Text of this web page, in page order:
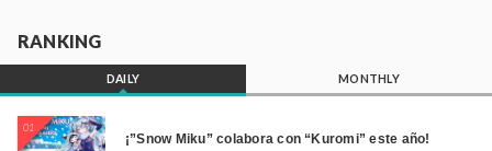
RANKING
DAILY MONTHLY
01
¡”Snow Miku” colabora con “Kuromi” este año!